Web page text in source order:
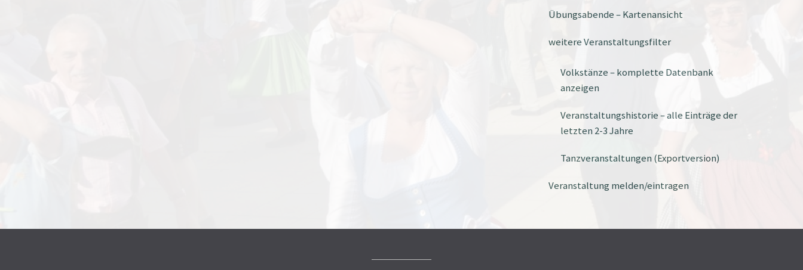
Übungsabende – Kartenansicht
weitere Veranstaltungsfilter
Volkstänze – komplette Datenbank
anzeigen
Veranstaltungshistorie – alle Einträge der
letzten 2-3 Jahre
Tanzveranstaltungen (Exportversion)
Veranstaltung melden/eintragen